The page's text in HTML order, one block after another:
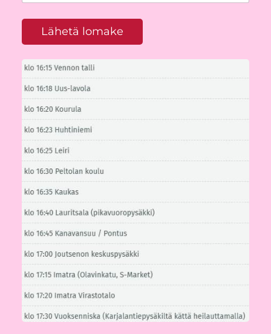
Lähetä lomake